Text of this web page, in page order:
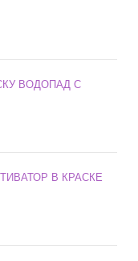
ВОДОПАД С
В КРАСКЕ